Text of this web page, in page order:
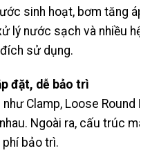
sinh hoạt, bơm tăng áp,
lý nước sạch và nhiều hệ
sử dụng.
đặt, dễ bảo trì
Clamp, Loose Round
Ngoài ra, cấu trúc
bảo trì.